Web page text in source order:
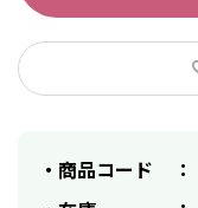
商品コード